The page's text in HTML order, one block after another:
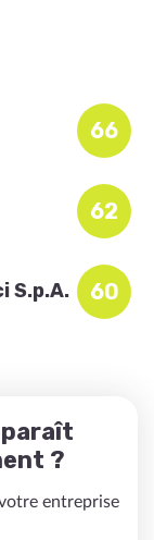
66
62
S.p.A. 60
?
entreprise